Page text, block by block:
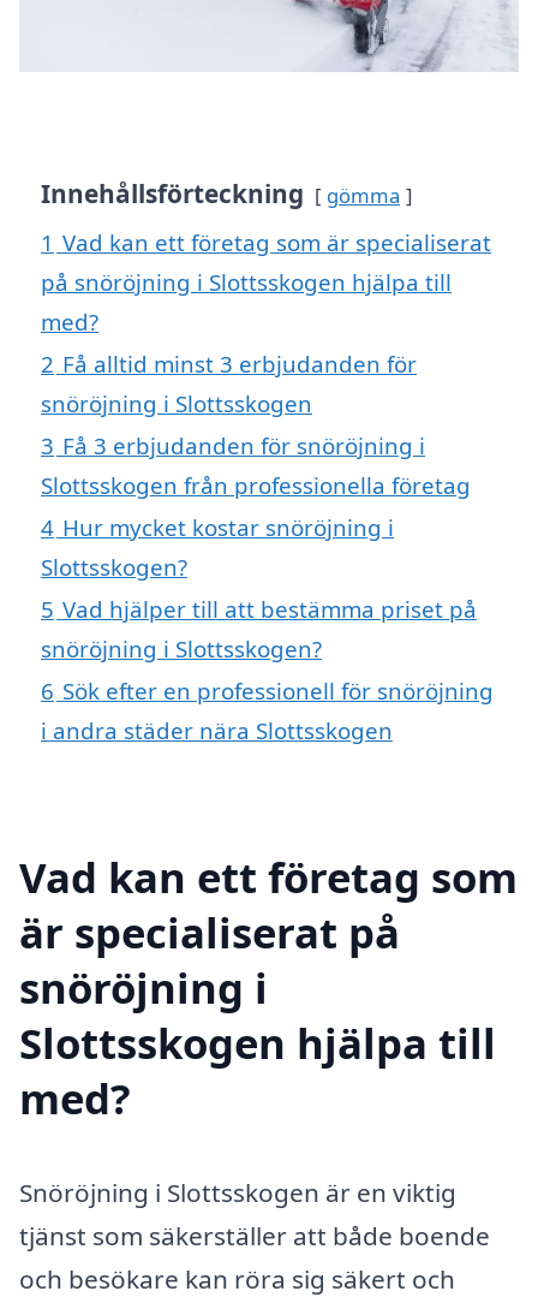
Innehållsförteckning gömma
1 Vad kan ett företag som är specialiserat
på snöröjning i Slottsskogen hjälpa till
med?
2 Få alltid minst 3 erbjudanden för
snöröjning i Slottsskogen
3 Få 3 erbjudanden för snöröjning i
Slottsskogen från professionella företag
4 Hur mycket kostar snöröjning i
Slottsskogen?
5 Vad hjälper till att bestämma priset på
snöröjning i Slottsskogen?
6 Sök efter en professionell för snöröjning
i andra städer nära Slottsskogen
Vad kan ett företag som
är specialiserat på
snöröjning i
Slottsskogen hjälpa till
med?
Snöröjning i Slottsskogen är en viktig
tjänst som säkerställer att både boende
och besökare kan röra sig säkert och